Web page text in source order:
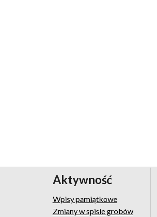
Aktywność
Wpisy pamiątkowe
Zmiany w spisie grobów